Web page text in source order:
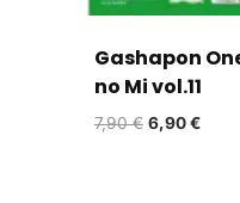
Gashapon
no Mi vol.11
7,90€ 6,90€